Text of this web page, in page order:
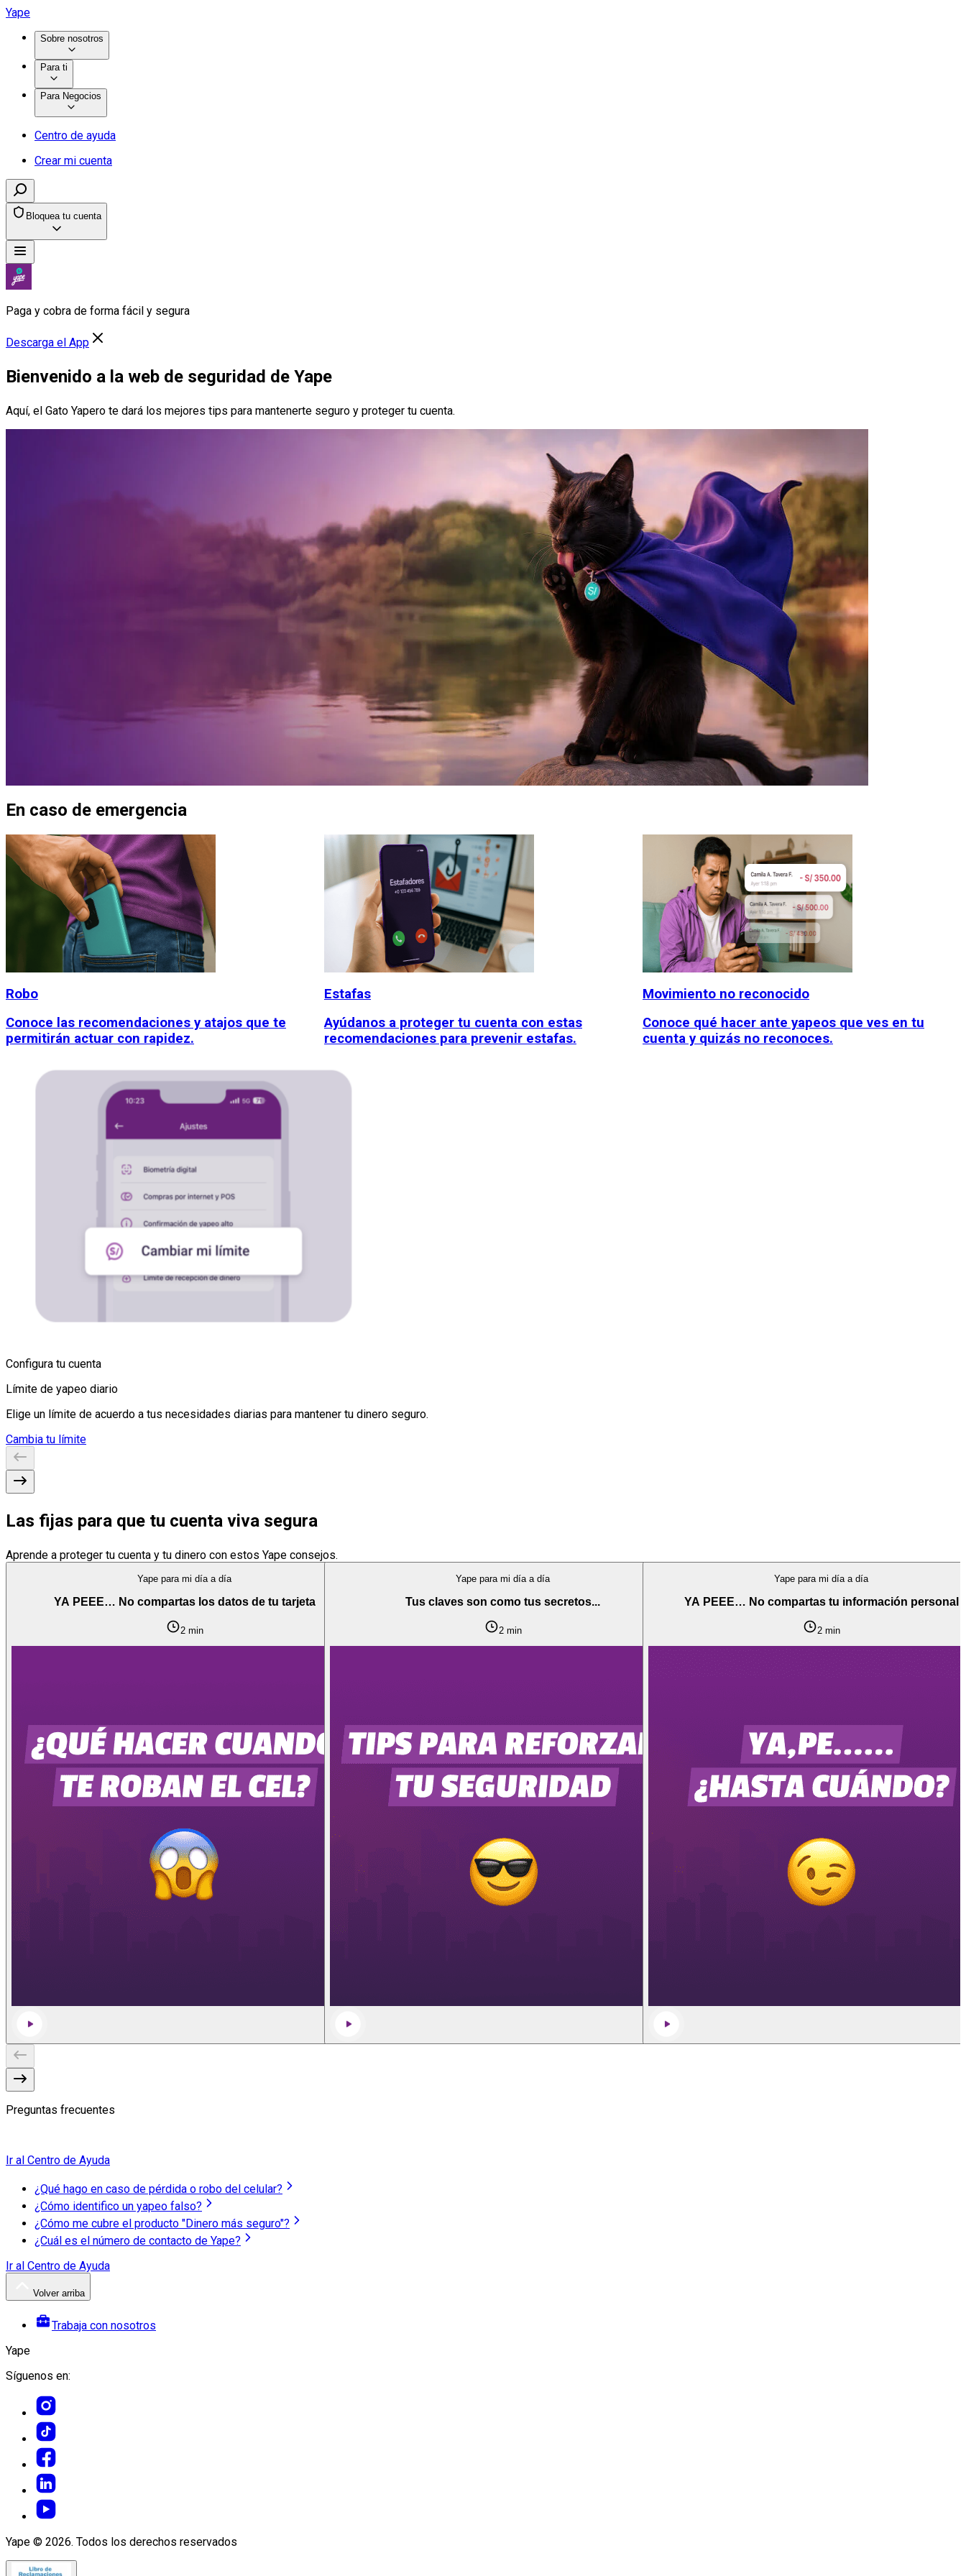
Yape
Sobre nosotros
Para ti
Para Negocios
Centro de ayuda
Crear mi cuenta
Bloquea tu cuenta
Paga y cobra de forma fácil y segura
Descarga el App
Bienvenido a la web de seguridad de Yape
Aquí, el Gato Yapero te dará los mejores tips para mantenerte seguro y proteger tu cuenta.
En caso de emergencia
Robo
Conoce las recomendaciones y atajos que te
permitirán actuar con rapidez.
Estafas
Ayúdanos a proteger tu cuenta con estas
recomendaciones para prevenir estafas.
Movimiento no reconocido
Conoce qué hacer ante yapeos que ves en tu
cuenta y quizás no reconoces.
Configura tu cuenta
Límite de yapeo diario
Elige un límite de acuerdo a tus necesidades diarias para mantener tu dinero seguro.
Cambia tu límite
Las fijas para que tu cuenta viva segura
Aprende a proteger tu cuenta y tu dinero con estos Yape consejos.
Yape para mi día a día
YA PEEE… No compartas los datos de tu tarjeta
2 min
Yape para mi día a día
Tus claves son como tus secretos...
2 min
Yape para mi día a día
YA PEEE… No compartas tu información personal
2 min
Preguntas frecuentes
Ir al Centro de Ayuda
¿Qué hago en caso de pérdida o robo del celular?
¿Cómo identifico un yapeo falso?
¿Cómo me cubre el producto "Dinero más seguro"?
¿Cuál es el número de contacto de Yape?
Ir al Centro de Ayuda
Volver arriba
Trabaja con nosotros
Yape
Síguenos en:
Yape © 2026. Todos los derechos reservados